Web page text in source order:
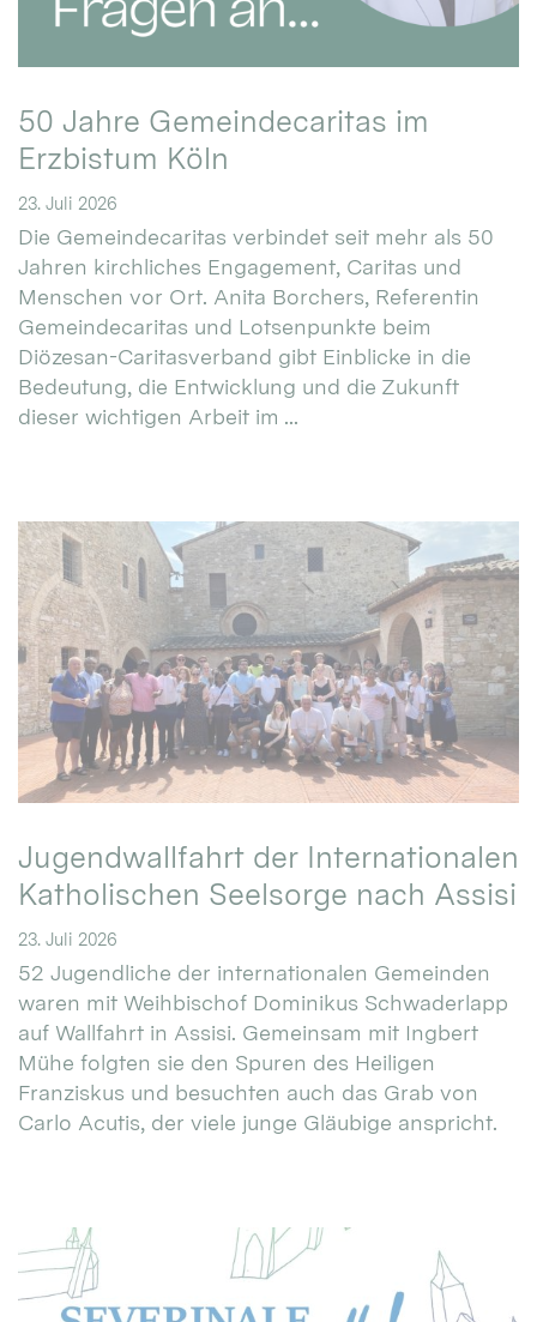
50 Jahre Gemeindecaritas im
Erzbistum Köln
23. Juli 2026
Die Gemeindecaritas verbindet seit mehr als 50
Jahren kirchliches Engagement, Caritas und
Menschen vor Ort. Anita Borchers, Referentin
Gemeindecaritas und Lotsenpunkte beim
Diözesan-Caritasverband gibt Einblicke in die
Bedeutung, die Entwicklung und die Zukunft
dieser wichtigen Arbeit im ...
Jugendwallfahrt der Internationalen
Katholischen Seelsorge nach Assisi
23. Juli 2026
52 Jugendliche der internationalen Gemeinden
waren mit Weihbischof Dominikus Schwaderlapp
auf Wallfahrt in Assisi. Gemeinsam mit Ingbert
Mühe folgten sie den Spuren des Heiligen
Franziskus und besuchten auch das Grab von
Carlo Acutis, der viele junge Gläubige anspricht.